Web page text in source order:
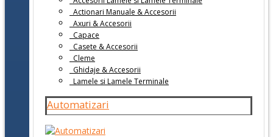
Actionari Manuale & Accesorii
Axuri & Accesorii
Capace
Casete & Accesorii
Cleme
Ghidaje & Accesorii
Lamele si Lamele Terminale
Automatizari